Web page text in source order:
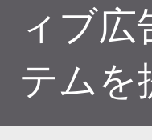
ィブ広
テムを